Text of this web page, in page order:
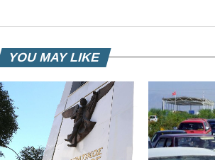
YOU MAY LIKE